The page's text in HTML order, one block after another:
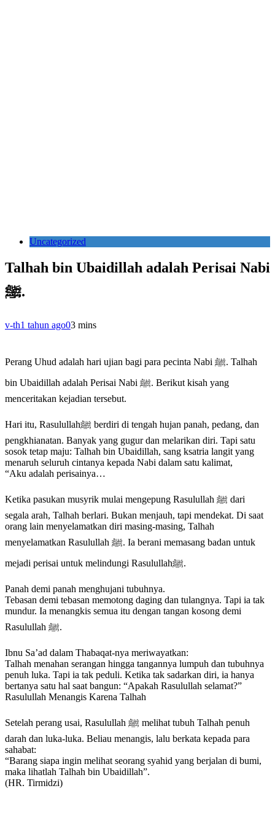
Uncategorized
Talhah bin Ubaidillah adalah Perisai Nabi
ﷺ.
v-th1 tahun ago03 mins
Perang Uhud adalah hari ujian bagi para pecinta Nabi ﷺ. Talhah
bin Ubaidillah adalah Perisai Nabi ﷺ. Berikut kisah yang
menceritakan kejadian tersebut.
Hari itu, Rasulullahﷺ berdiri di tengah hujan panah, pedang, dan
pengkhianatan. Banyak yang gugur dan melarikan diri. Tapi satu
sosok tetap maju: Talhah bin Ubaidillah, sang ksatria langit yang
menaruh seluruh cintanya kepada Nabi dalam satu kalimat,
“Aku adalah perisainya…
Ketika pasukan musyrik mulai mengepung Rasulullah ﷺ dari
segala arah, Talhah berlari. Bukan menjauh, tapi mendekat. Di saat
orang lain menyelamatkan diri masing-masing, Talhah
menyelamatkan Rasulullah ﷺ. Ia berani memasang badan untuk
mejadi perisai untuk melindungi Rasulullahﷺ.
Panah demi panah menghujani tubuhnya.
Tebasan demi tebasan memotong daging dan tulangnya. Tapi ia tak
mundur. Ia menangkis semua itu dengan tangan kosong demi
Rasulullah ﷺ.
Ibnu Sa’ad dalam Thabaqat-nya meriwayatkan:
Talhah menahan serangan hingga tangannya lumpuh dan tubuhnya
penuh luka. Tapi ia tak peduli. Ketika tak sadarkan diri, ia hanya
bertanya satu hal saat bangun: “Apakah Rasulullah selamat?”
Rasulullah Menangis Karena Talhah
Setelah perang usai, Rasulullah ﷺ melihat tubuh Talhah penuh
darah dan luka-luka. Beliau menangis, lalu berkata kepada para
sahabat:
“Barang siapa ingin melihat seorang syahid yang berjalan di bumi,
maka lihatlah Talhah bin Ubaidillah”.
(HR. Tirmidzi)